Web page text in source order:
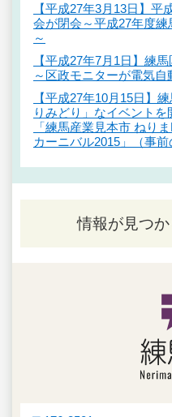
【平成27年3月13日】
会が閉会～平成27年度
～
【平成27年7月1日】練
～区政モニターが電気自
【平成27年10月15日】
りみどり」なイベントを
「練馬産業見本市 ねり
カーニバル2015」（事前
情報が見つ